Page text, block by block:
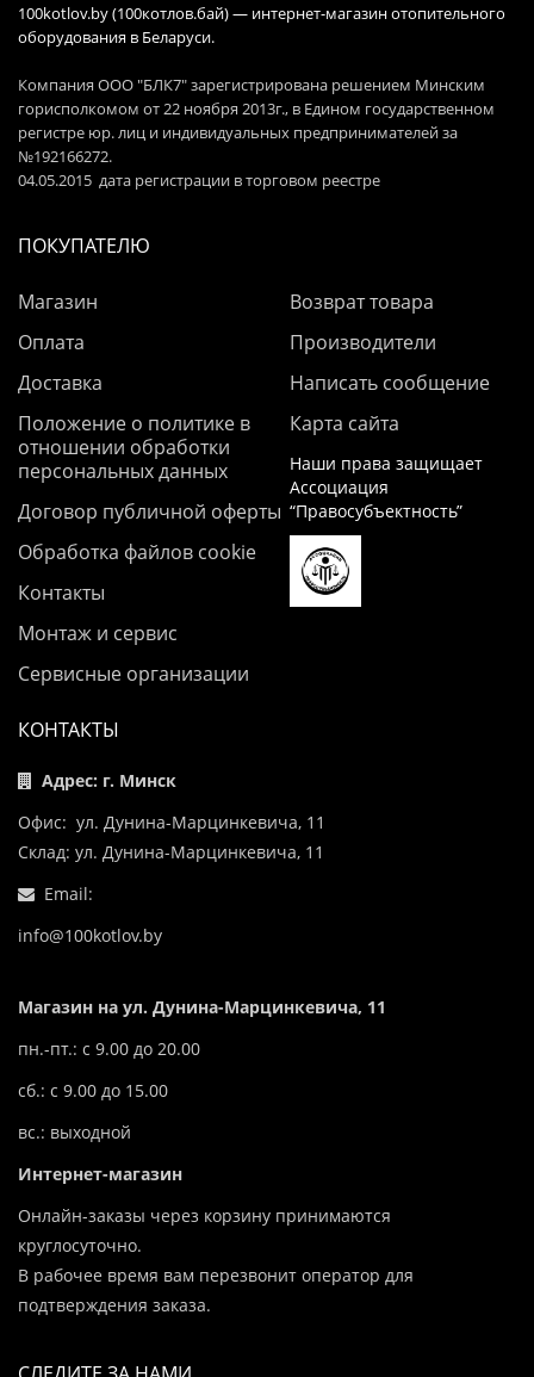
100kotlov.by (100котлов.бай) — интернет-магазин отопительного
оборудования в Беларуси.
Компания ООО "БЛК7" зарегистрирована решением Минским
горисполкомом от 22 ноября 2013г., в Едином государственном
регистре юр. лиц и индивидуальных предпринимателей за
№192166272.
04.05.2015 дата регистрации в торговом реестре
ПОКУПАТЕЛЮ
Магазин
Оплата
Доставка
Положение о политике в
отношении обработки
персональных данных
Договор публичной оферты
Обработка файлов cookie
Контакты
Монтаж и сервис
Сервисные организации
Возврат товара
Производители
Написать сообщение
Карта сайта
Наши права защищает
Ассоциация
“Правосубъектность”
КОНТАКТЫ
Адрес: г. Минск
Офис: ул. Дунина-Марцинкевича, 11
Склад: ул. Дунина-Марцинкевича, 11
Email:
info@100kotlov.by
Магазин на ул. Дунина-Марцинкевича, 11
пн.-пт.: с 9.00 до 20.00
сб.: с 9.00 до 15.00
вс.: выходной
Интернет-магазин
Онлайн-заказы через корзину принимаются
круглосуточно.
В рабочее время вам перезвонит оператор для
подтверждения заказа.